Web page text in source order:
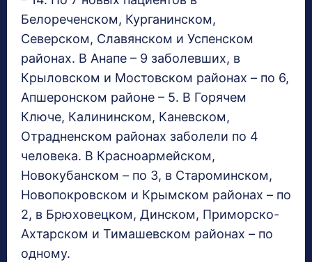
Белореченском, Курганинском,
Северском, Славянском и Успенском
районах. В Анапе – 9 заболевших, в
Крыловском и Мостовском районах – по 6,
Апшеронском районе – 5. В Горячем
Ключе, Калининском, Каневском,
Отрадненском районах заболели по 4
человека. В Красноармейском,
Новокубанском – по 3, в Староминском,
Новопокровском и Крымском районах – по
2, в Брюховецком, Динском, Приморско-
Ахтарском и Тимашевском районах – по
одному.